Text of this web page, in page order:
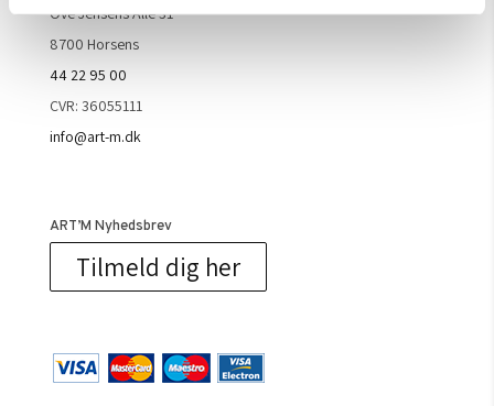
Ove Jensens Allé 31
8700 Horsens
44 22 95 00
CVR: 36055111
info@art-m.dk
ART’M Nyhedsbrev
Tilmeld dig her